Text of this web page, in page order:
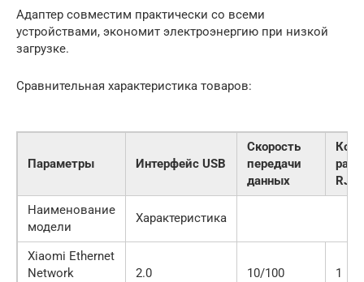
Адаптер совместим практически со всеми
устройствами, экономит электроэнергию при низкой
загрузке.
Сравнительная характеристика товаров:
Параметры Интерфейс USB
Скорость
передачи
данных
RJ-
Наименование
модели
Характеристика
Xiaomi Ethernet
Network
2.0 10/100 1